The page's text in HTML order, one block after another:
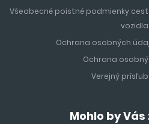
Všeobecné poistné podmienky
vozidla
Ochrana osobných
Ochrana
Verejný
Mohlo by